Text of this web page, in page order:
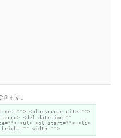
ます。
<blockquote cite="">
<del datetime=""
<ul> <ol start=""> <li>
width="">